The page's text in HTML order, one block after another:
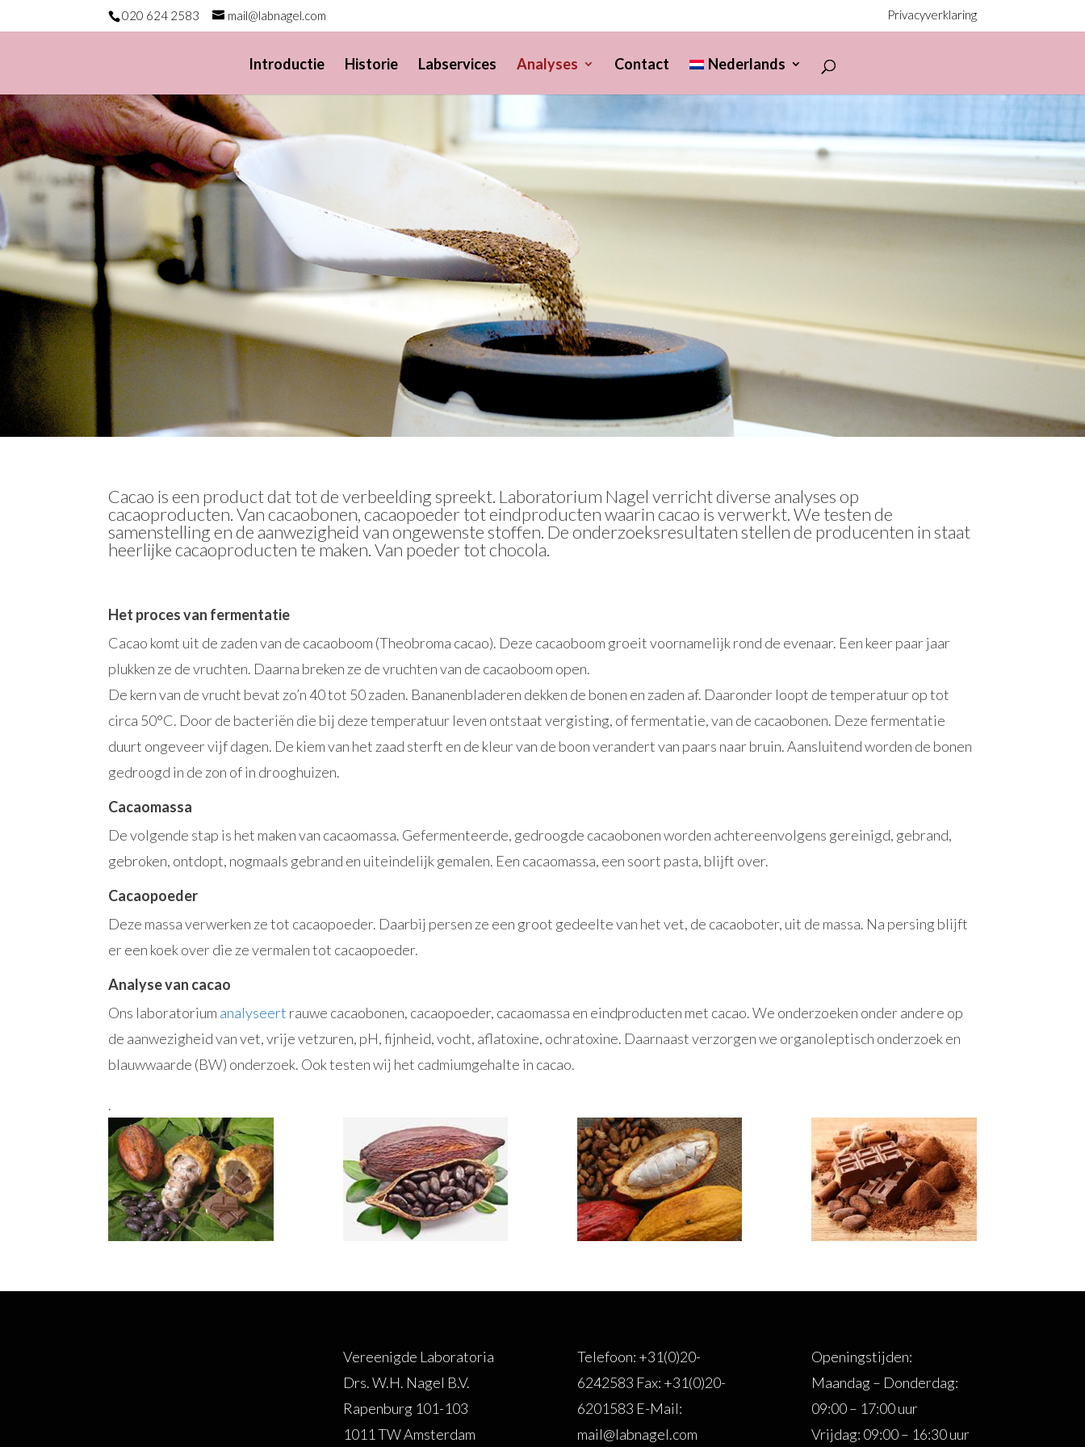
020 624 2583 mail@labnagel.com Privacyverklaring
Introductie Historie Labservices Analyses Contact Nederlands
Cacao is een product dat tot de verbeelding spreekt. Laboratorium Nagel verricht diverse analyses op
cacaoproducten. Van cacaobonen, cacaopoeder tot eindproducten waarin cacao is verwerkt. We testen de
samenstelling en de aanwezigheid van ongewenste stoffen. De onderzoeksresultaten stellen de producenten in staat
heerlijke cacaoproducten te maken. Van poeder tot chocola.
Het proces van fermentatie
Cacao komt uit de zaden van de cacaoboom (Theobroma cacao). Deze cacaoboom groeit voornamelijk rond de evenaar. Een keer paar jaar
plukken ze de vruchten. Daarna breken ze de vruchten van de cacaoboom open.
De kern van de vrucht bevat zo’n 40 tot 50 zaden. Bananenbladeren dekken de bonen en zaden af. Daaronder loopt de temperatuur op tot
circa 50°C. Door de bacteriën die bij deze temperatuur leven ontstaat vergisting, of fermentatie, van de cacaobonen. Deze fermentatie
duurt ongeveer vijf dagen. De kiem van het zaad sterft en de kleur van de boon verandert van paars naar bruin. Aansluitend worden de bonen
gedroogd in de zon of in drooghuizen.
Cacaomassa
De volgende stap is het maken van cacaomassa. Gefermenteerde, gedroogde cacaobonen worden achtereenvolgens gereinigd, gebrand,
gebroken, ontdopt, nogmaals gebrand en uiteindelijk gemalen. Een cacaomassa, een soort pasta, blijft over.
Cacaopoeder
Deze massa verwerken ze tot cacaopoeder. Daarbij persen ze een groot gedeelte van het vet, de cacaoboter, uit de massa. Na persing blijft
er een koek over die ze vermalen tot cacaopoeder.
Analyse van cacao
Ons laboratorium analyseert rauwe cacaobonen, cacaopoeder, cacaomassa en eindproducten met cacao. We onderzoeken onder andere op
de aanwezigheid van vet, vrije vetzuren, pH, fijnheid, vocht, aflatoxine, ochratoxine. Daarnaast verzorgen we organoleptisch onderzoek en
blauwwaarde (BW) onderzoek. Ook testen wij het cadmiumgehalte in cacao.
.
Vereenigde Laboratoria
Drs. W.H. Nagel B.V.
Rapenburg 101-103
1011 TW Amsterdam
Telefoon: +31(0)20-
6242583 Fax: +31(0)20-
6201583 E-Mail:
mail@labnagel.com
Openingstijden:
Maandag – Donderdag:
09:00 – 17:00 uur
Vrijdag: 09:00 – 16:30 uur